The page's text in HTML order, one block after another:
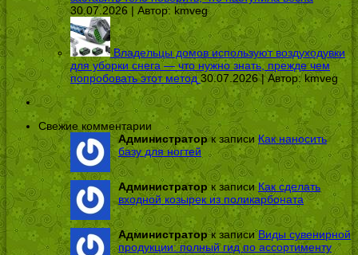
30.07.2026 | Автор: kmveg
Владельцы домов используют воздуходувки
для уборки снега — что нужно знать, прежде чем
попробовать этот метод 30.07.2026 | Автор:kmveg
Свежие комментарии
Администраторк записиКак наносить
базу для ногтей
Администраторк записиКак сделать
входной козырек из поликарбоната
Администраторк записиВиды сувенирной
продукции: полный гид по ассортименту